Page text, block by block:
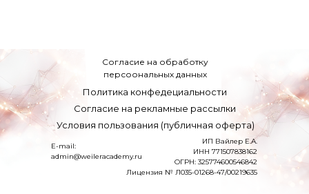
Согласие на обработку
персоональных данных
Условия пользования (публичная оферта)
Политика конфедециальности
Согласие на рекламные рассылки
E-mail:
admin@weileracademy.ru
ИП Вайлер Е.А.
ИНН 771507838162
ОГРН: 325774600546842
Лицензия № Л035-01268-47/00219635